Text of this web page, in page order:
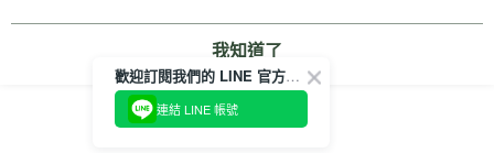
我知道了
歡迎訂閱我們的 LINE 官方帳號
連結 LINE 帳號